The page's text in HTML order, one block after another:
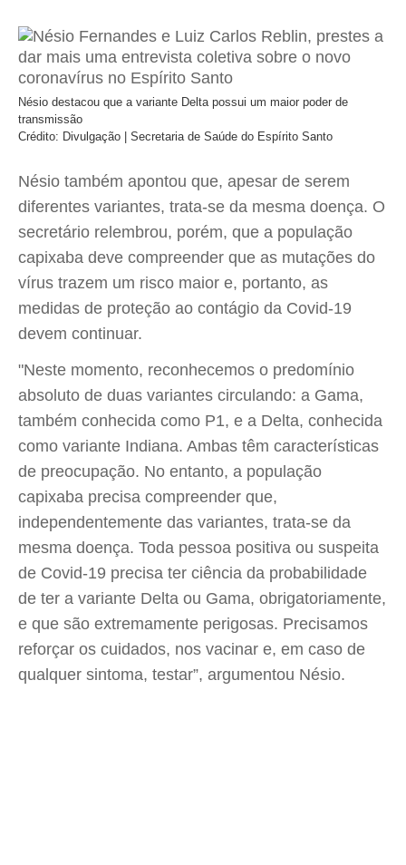
Nésio destacou que a variante Delta possui um maior poder de
transmissão
Crédito: Divulgação | Secretaria de Saúde do Espírito Santo
Nésio também apontou que, apesar de serem
diferentes variantes, trata-se da mesma doença. O
secretário relembrou, porém, que a população
capixaba deve compreender que as mutações do
vírus trazem um risco maior e, portanto, as
medidas de proteção ao contágio da Covid-19
devem continuar.
"Neste momento, reconhecemos o predomínio
absoluto de duas variantes circulando: a Gama,
também conhecida como P1, e a Delta, conhecida
como variante Indiana. Ambas têm características
de preocupação. No entanto, a população
capixaba precisa compreender que,
independentemente das variantes, trata-se da
mesma doença. Toda pessoa positiva ou suspeita
de Covid-19 precisa ter ciência da probabilidade
de ter a variante Delta ou Gama, obrigatoriamente,
e que são extremamente perigosas. Precisamos
reforçar os cuidados, nos vacinar e, em caso de
qualquer sintoma, testar”, argumentou Nésio.